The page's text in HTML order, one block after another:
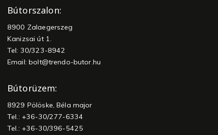
Bútorszalon:
8900 Zalaegerszeg
Kanizsai út 1.
Tel: 30/323-8942
Email:bolt@trendo-butor.hu
Bútorüzem:
8929 Pölöske, Béla major
Tel.: +36-30/277-6334
Tel.: +36-30/396-5425